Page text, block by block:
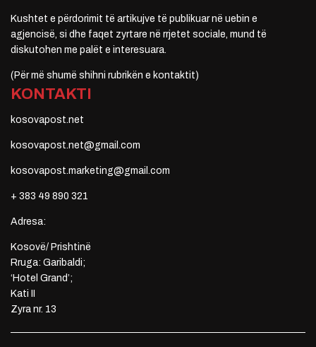
Kushtet e përdorimit të artikujve të publikuar në uebin e
agjencisë, si dhe faqet zyrtare në rrjetet sociale, mund të
diskutohen me palët e interesuara.
(Për më shumë shihni rubrikën e kontaktit)
KONTAKTI
kosovapost.net
kosovapost.net@gmail.com
kosovapost.marketing@gmail.com
+ 383 49 890 321
Adresa:
Kosovë/ Prishtinë
Rruga: Garibaldi;
‘Hotel Grand’;
Kati II
Zyra nr. 13